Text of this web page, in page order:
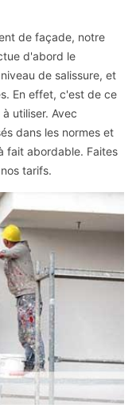
de façade, notre
d'abord le
de salissure, et
En effet, c'est de ce
utiliser. Avec
dans les normes et
fait abordable. Faites
tarifs.